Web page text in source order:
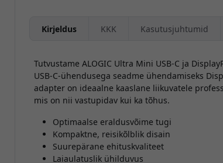
Kirjeldus KKK Kasutusjuhtumid
Tutvustame ALOGIC Ultra Mini USB-C ja
USB-C-ühendusega seadme ühendamiseks
adapter on ideaalne kaaslane liikuvatele
mis on nii vastupidav kui ka tõhus.
Optimaalse eraldusvõime tugi
Kompaktne, reisikõlblik disain
Suurepärane ehituskvaliteet
Laiaulatuslik ühilduvus